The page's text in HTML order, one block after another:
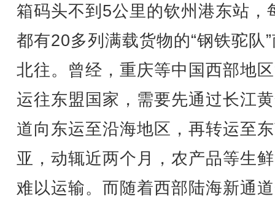
箱码头不到5公里的钦州港东站，
都有20多列满载货物的“钢铁驼队
北往。曾经，重庆等中国西部地
运往东盟国家，需要先通过长江
道向东运至沿海地区，再转运至
亚，动辄近两个月，农产品等生
难以运输。而随着西部陆海新通